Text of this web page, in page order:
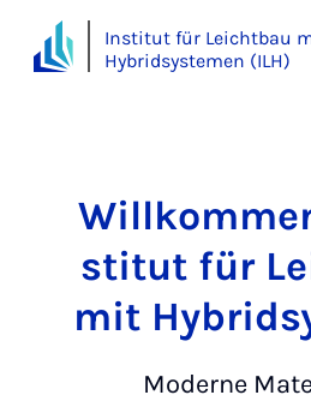
Institut für Leichtbau
Hybridsystemen (ILH)
sti­tut für
mit
Moderne